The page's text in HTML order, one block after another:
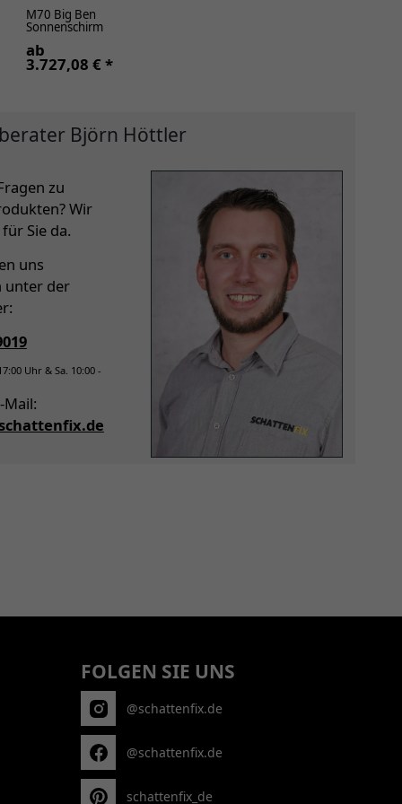
M70 Big Ben
Sonnenschirm
ab
3.727,08 € *
Björn Höttler
zu
Wir
Sie da.
uns
unter der
Uhr & Sa. 10:00 -
Mail:
FOLGEN SIE UNS
@schattenfix.de
@schattenfix.de
schattenfix_de